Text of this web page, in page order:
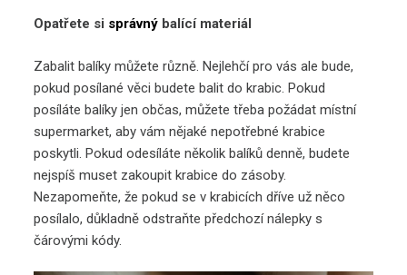
Opatřete si správný balící materiál
Zabalit balíky můžete různě. Nejlehčí pro vás ale bude,
pokud posílané věci budete balit do krabic. Pokud
posíláte balíky jen občas, můžete třeba požádat místní
supermarket, aby vám nějaké nepotřebné krabice
poskytli. Pokud odesíláte několik balíků denně, budete
nejspíš muset zakoupit krabice do zásoby.
Nezapomeňte, že pokud se v krabicích dříve už něco
posílalo, důkladně odstraňte předchozí nálepky s
čárovými kódy.